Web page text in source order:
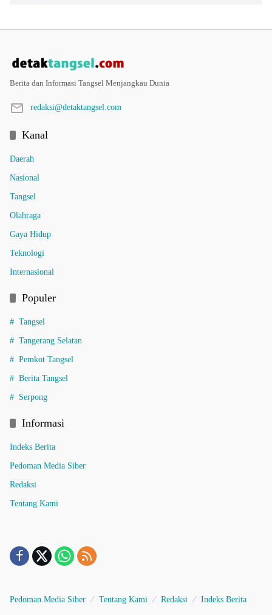
Berita dan Informasi Tangsel Menjangkau Dunia
redaksi@detaktangsel.com
Kanal
Daerah
Nasional
Tangsel
Olahraga
Gaya Hidup
Teknologi
Internasional
Populer
Tangsel
Tangerang Selatan
Pemkot Tangsel
Berita Tangsel
Serpong
Informasi
Indeks Berita
Pedoman Media Siber
Redaksi
Tentang Kami
Pedoman Media Siber Tentang Kami Redaksi Indeks Berita